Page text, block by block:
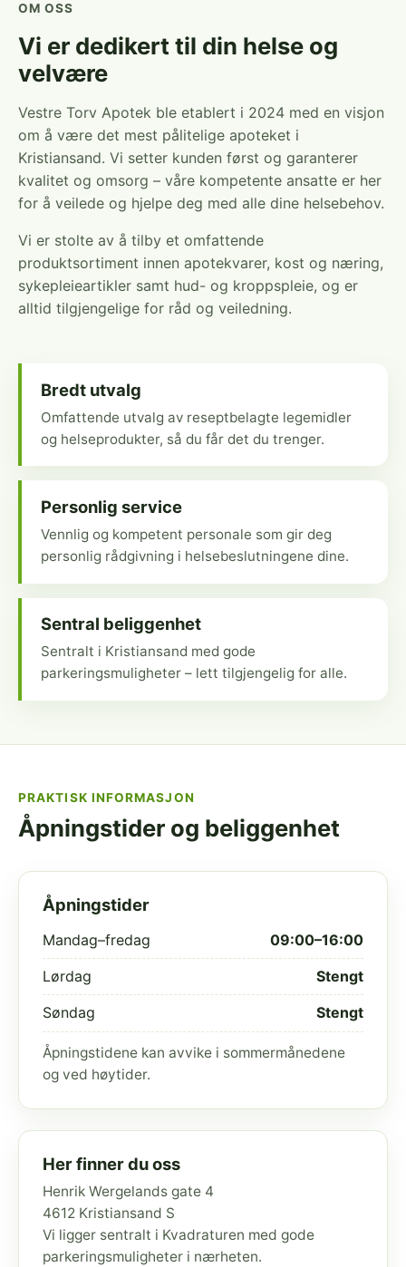
OM OSS
Vi er dedikert til din helse og
velvære
Vestre Torv Apotek ble etablert i 2024 med en visjon
om å være det mest pålitelige apoteket i
Kristiansand. Vi setter kunden først og garanterer
kvalitet og omsorg – våre kompetente ansatte er her
for å veilede og hjelpe deg med alle dine helsebehov.
Vi er stolte av å tilby et omfattende
produktsortiment innen apotekvarer, kost og næring,
sykepleieartikler samt hud- og kroppspleie, og er
alltid tilgjengelige for råd og veiledning.
Bredt utvalg
Omfattende utvalg av reseptbelagte legemidler
og helseprodukter, så du får det du trenger.
Personlig service
Vennlig og kompetent personale som gir deg
personlig rådgivning i helsebeslutningene dine.
Sentral beliggenhet
Sentralt i Kristiansand med gode
parkeringsmuligheter – lett tilgjengelig for alle.
PRAKTISK INFORMASJON
Åpningstider og beliggenhet
Åpningstider
Mandag–fredag 09:00–16:00
Lørdag Stengt
Søndag Stengt
Åpningstidene kan avvike i sommermånedene
og ved høytider.
Her finner du oss
Henrik Wergelands gate 4
4612 Kristiansand S
Vi ligger sentralt i Kvadraturen med gode
parkeringsmuligheter i nærheten.